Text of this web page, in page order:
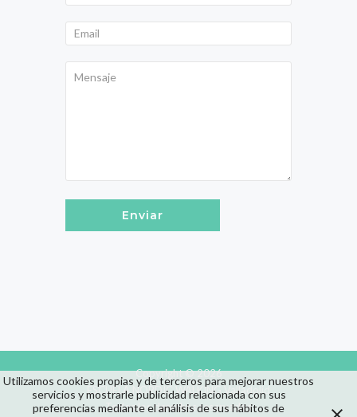
Enviar
Copyright © 2026
ESCUELA NORDIC WALKING Valladolid
Todos los derechos reservados
Utilizamos cookies propias y de terceros para mejorar nuestros
servicios y mostrarle publicidad relacionada con sus
preferencias mediante el análisis de sus hábitos de